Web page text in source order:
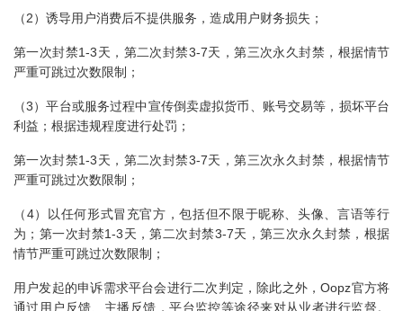
（2）诱导用户消费后不提供服务，造成用户财务损失；
第一次封禁1-3天，第二次封禁3-7天，第三次永久封禁，根据情节
严重可跳过次数限制；
（3）平台或服务过程中宣传倒卖虚拟货币、账号交易等，损坏平台
利益；根据违规程度进行处罚；
第一次封禁1-3天，第二次封禁3-7天，第三次永久封禁，根据情节
严重可跳过次数限制；
（4）以任何形式冒充官方，包括但不限于昵称、头像、言语等行
为；第一次封禁1-3天，第二次封禁3-7天，第三次永久封禁，根据
情节严重可跳过次数限制；
用户发起的申诉需求平台会进行二次判定，除此之外，Oopz官方将
通过用户反馈、主播反馈，平台监控等途径来对从业者进行监督。